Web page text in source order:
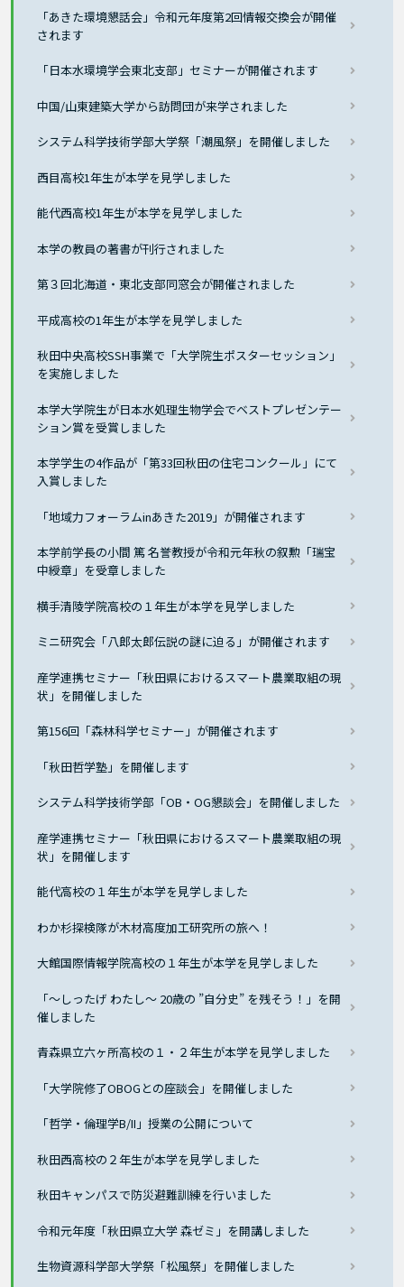
「あきた環境懇話会」令和元年度第2回情報交換会が開催
されます
「日本水環境学会東北支部」セミナーが開催されます
中国/山東建築大学から訪問団が来学されました
システム科学技術学部大学祭「潮風祭」を開催しました
西目高校1年生が本学を見学しました
能代西高校1年生が本学を見学しました
本学の教員の著書が刊行されました
第３回北海道・東北支部同窓会が開催されました
平成高校の1年生が本学を見学しました
秋田中央高校SSH事業で「大学院生ポスターセッション」
を実施しました
本学大学院生が日本水処理生物学会でベストプレゼンテー
ション賞を受賞しました
本学学生の4作品が「第33回秋田の住宅コンクール」にて
入賞しました
「地域力フォーラムinあきた2019」が開催されます
本学前学長の小間 篤 名誉教授が令和元年秋の叙勲「瑞宝
中綬章」を受章しました
横手清陵学院高校の１年生が本学を見学しました
ミニ研究会「八郎太郎伝説の謎に迫る」が開催されます
産学連携セミナー「秋田県におけるスマート農業取組の現
状」を開催しました
第156回「森林科学セミナー」が開催されます
「秋田哲学塾」を開催します
システム科学技術学部「OB・OG懇談会」を開催しました
産学連携セミナー「秋田県におけるスマート農業取組の現
状」を開催します
能代高校の１年生が本学を見学しました
わか杉探検隊が木材高度加工研究所の旅へ！
大館国際情報学院高校の１年生が本学を見学しました
「～しったげ わたし～ 20歳の ”自分史” を残そう！」を開
催しました
青森県立六ヶ所高校の１・２年生が本学を見学しました
「大学院修了OBOGとの座談会」を開催しました
「哲学・倫理学B/II」授業の公開について
秋田西高校の２年生が本学を見学しました
秋田キャンパスで防災避難訓練を行いました
令和元年度「秋田県立大学 森ゼミ」を開講しました
生物資源科学部大学祭「松風祭」を開催しました